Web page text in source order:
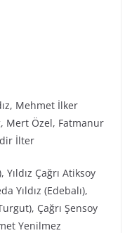
Mehmet İlker
Mert Özel, Fatmanur
İlter
Çağrı Atiksoy
Yıldız (Edebalı),
Çağrı Şensoy
Yenilmez